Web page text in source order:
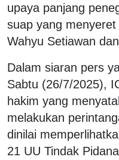
upaya panjang
suap yang
Wahyu Setiawan
Dalam siaran pers
Sabtu (26/7/2025),
hakim yang
melakukan
dinilai
21 UU Tindak